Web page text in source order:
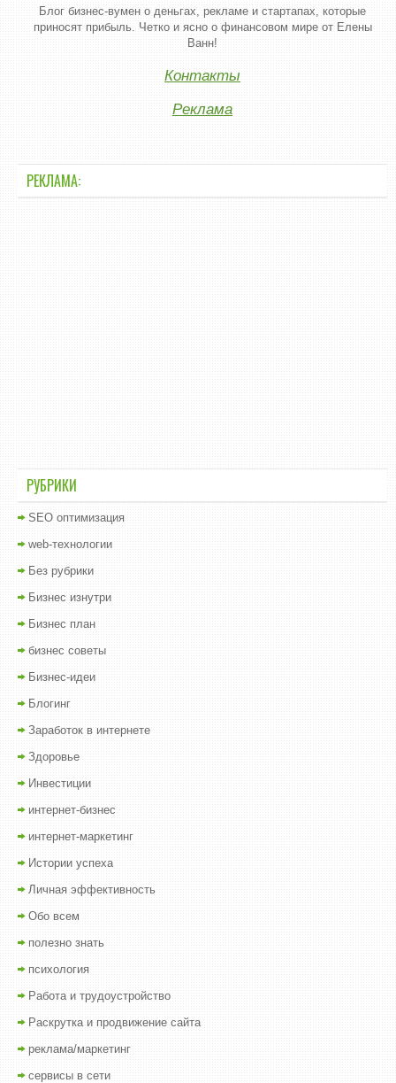
Блог бизнес-вумен о деньгах, рекламе и стартапах, которые
приносят прибыль. Четко и ясно о финансовом мире от Елены
Ванн!
Контакты
Реклама
РЕКЛАМА:
РУБРИКИ
SEO оптимизация
web-технологии
Без рубрики
Бизнес изнутри
Бизнес план
бизнес советы
Бизнес-идеи
Блогинг
Заработок в интернете
Здоровье
Инвестиции
интернет-бизнес
интернет-маркетинг
Истории успеха
Личная эффективность
Обо всем
полезно знать
психология
Работа и трудоустройство
Раскрутка и продвижение сайта
реклама/маркетинг
сервисы в сети